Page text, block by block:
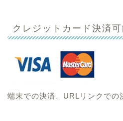
クレジットカード決済
端末での決済、URLリンクでの